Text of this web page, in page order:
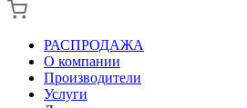
РАСПРОДАЖА
О компании
Производители
Услуги